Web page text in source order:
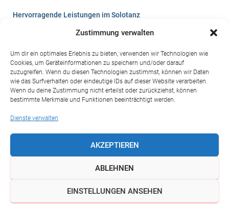
Zustimmung verwalten
Um dir ein optimales Erlebnis zu bieten, verwenden wir Technologien wie
Cookies, um Geräteinformationen zu speichern und/oder darauf
zuzugreifen. Wenn du diesen Technologien zustimmst, können wir Daten
wie das Surfverhalten oder eindeutige IDs auf dieser Website verarbeiten.
Wenn du deine Zustimmung nicht erteilst oder zurückziehst, können
bestimmte Merkmale und Funktionen beeinträchtigt werden.
Dienste verwalten
AKZEPTIEREN
ABLEHNEN
EINSTELLUNGEN ANSEHEN
Hervorragende Leistungen im Solotanz
Videos vom Winterball 2026
Sommerfest der Harzresidenz 2024 in St. Andreasberg
Kinderfest 2024 in Bad Lauterberg